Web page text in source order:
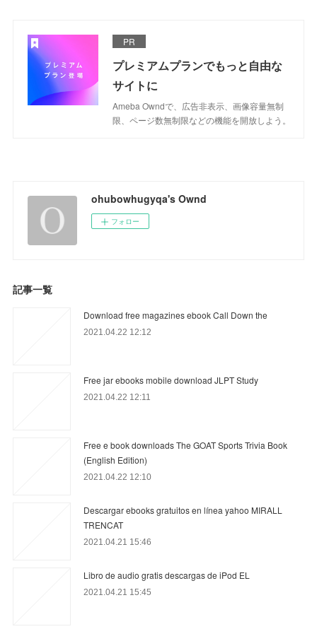
PR
プレミアムプランでもっと自由な
サイトに
Ameba Owndで、広告非表示、画像容量無制
限、ページ数無制限などの機能を開放しよう。
ohubowhugyqa's Ownd
フォロー
記事一覧
Download free magazines ebook Call Down the
2021.04.22 12:12
Free jar ebooks mobile download JLPT Study
2021.04.22 12:11
Free e book downloads The GOAT Sports Trivia Book
(English Edition)
2021.04.22 12:10
Descargar ebooks gratuitos en línea yahoo MIRALL
TRENCAT
2021.04.21 15:46
Libro de audio gratis descargas de iPod EL
2021.04.21 15:45